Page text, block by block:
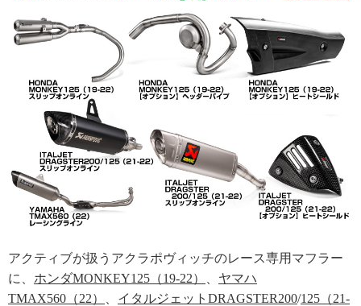
アクティブが扱うアクラポヴィッチのレース専用マフラー
に、 ホンダMONKEY125（19-22）
ヤマハ
TMAX560（22）
イタルジェットDRAGSTER200/125（21-